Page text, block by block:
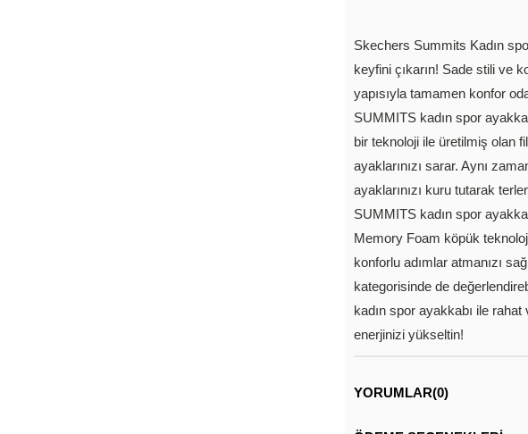
Skechers Summits Kadın
keyfini çıkarın! Sade stili ve
yapısıyla tamamen konfor
SUMMITS kadın spor
bir teknoloji ile üretilmiş olan
ayaklarınızı sarar. Aynı
ayaklarınızı kuru tutarak
SUMMITS kadın spor
Memory Foam köpük
konforlu adımlar atmanızı
kategorisinde de
kadın spor ayakkabı ile
enerjinizi yükseltin!
YORUMLAR(0)